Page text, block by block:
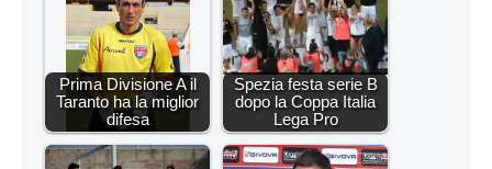
Prima Divisione A il
Taranto ha la miglior
difesa
Spezia festa serie B
dopo la Coppa Italia
Lega Pro